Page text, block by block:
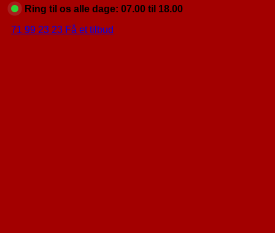
Ring til os alle dage: 07.00 til 18.00
71 99 23 23 Få et tilbud